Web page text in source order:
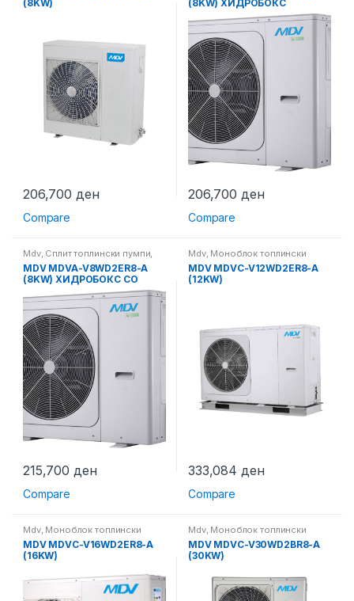
(8KW)
206,700 ден
Compare
(8KW) ХИДРОБОКС
206,700 ден
Compare
Mdv, Сплит топлински пумпи,
Топлински пумпи
MDV MDVA-V8WD2ER8-A
(8KW) ХИДРОБОКС СО
215,700 ден
Compare
Mdv, Моноблок топлински
пумпи,Топлински пумпи
MDV MDVC-V12WD2ER8-A
(12KW)
333,084 ден
Compare
Mdv, Моноблок топлински
пумпи
MDV MDVC-V16WD2ER8-A
(16KW)
Mdv, Моноблок топлински
пумпи
MDV MDVC-V30WD2BR8-A
(30KW)